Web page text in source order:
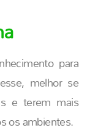
para
melhor se
e terem mais
os ambientes.